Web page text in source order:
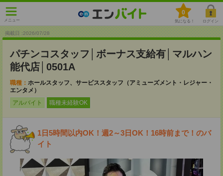
メニュー
0
気になる！ ログイン
掲載日 :2026/07/28
パチンコスタッフ│ボーナス支給有│マルハン
能代店│0501A
職種： ホールスタッフ、サービススタッフ（アミューズメント・レジャー・
エンタメ）
アルバイト
職種未経験OK
1日5時間以内OK！週2～3日OK！16時前まで！のバ
イト